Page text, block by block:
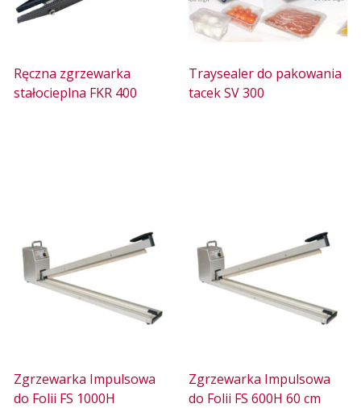
Ręczna zgrzewarka
stałocieplna FKR 400
Traysealer do pakowania
tacek SV 300
Zgrzewarka Impulsowa
do Folii FS 1000H
Zgrzewarka Impulsowa
do Folii FS 600H 60 cm